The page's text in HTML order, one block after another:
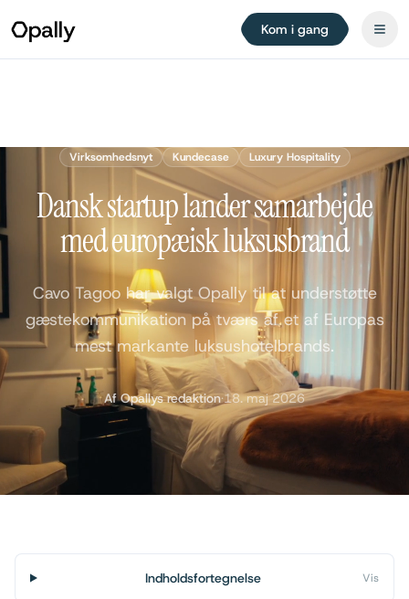
Kom i gang
Virksomhedsnyt Kundecase Luxury Hospitality
Dansk startup lander samarbejde
med europæisk luksusbrand
Cavo Tagoo har valgt Opally til at understøtte
gæstekommunikation på tværs af et af Europas
mest markante luksushotelbrands.
Af Opallys redaktion·18. maj 2026
Indholdsfortegnelse Vis